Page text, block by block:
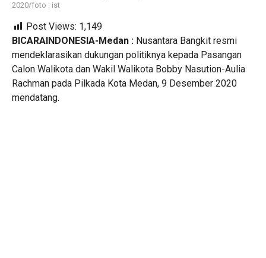
2020/foto : ist
Post Views: 1,149
BICARAINDONESIA-Medan : Nusantara Bangkit resmi
mendeklarasikan dukungan politiknya kepada Pasangan
Calon Walikota dan Wakil Walikota Bobby Nasution-Aulia
Rachman pada Pilkada Kota Medan, 9 Desember 2020
mendatang.